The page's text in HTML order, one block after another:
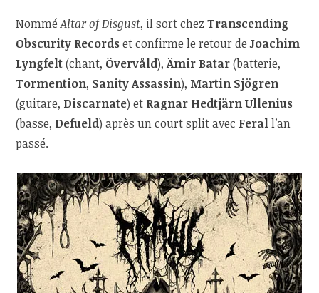
NomméAltar of Disgust, il sort chezTranscending
Obscurity Recordset confirme le retour deJoachim
Lyngfelt(chant, Övervåld),Ämir Batar(batterie,
Tormention, Sanity Assassin), Martin Sjögren
(guitare, Discarnate) et Ragnar Hedtjärn Ullenius
(basse, Defueld) après un court split avec Ferall’an
passé.